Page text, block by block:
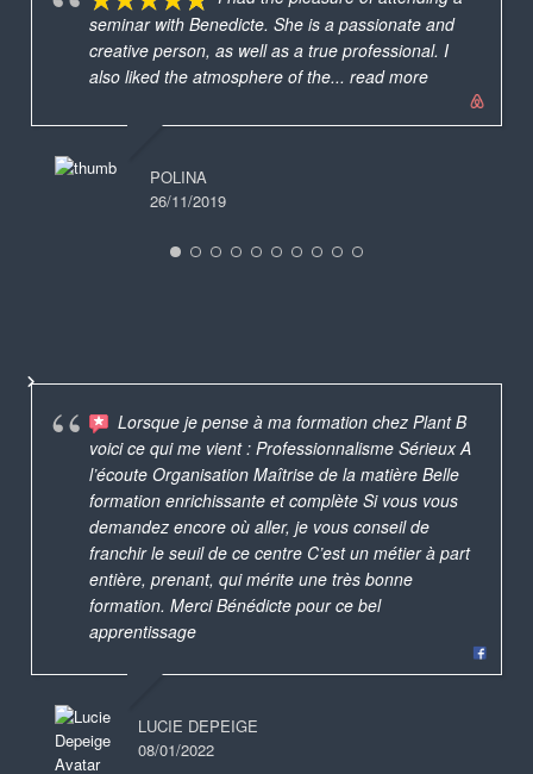
seminar with Benedicte. She is a passionate and
creative person, as well as a true professional. I
also liked the atmosphere of the... read more
POLINA
26/11/2019
Lorsque je pense à ma formation chez Plant B
voici ce qui me vient : Professionnalisme Sérieux A
l’écoute Organisation Maîtrise de la matière Belle
formation enrichissante et complète Si vous vous
demandez encore où aller, je vous conseil de
franchir le seuil de ce centre C’est un métier à part
entière, prenant, qui mérite une très bonne
formation. Merci Bénédicte pour ce bel
apprentissage
LUCIE DEPEIGE
08/01/2022